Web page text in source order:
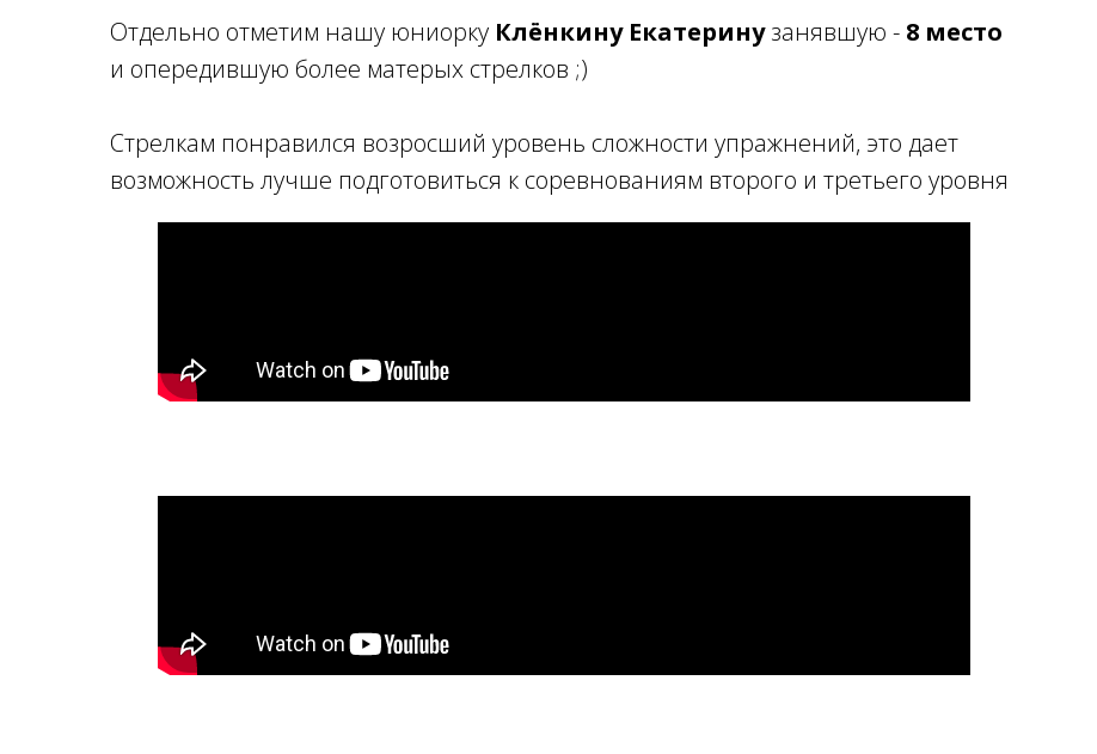
Отдельно отметим нашу юниорку Клёнкину Екатеринузанявшую - 8 место
и опередившую более матерых стрелков ;)
Стрелкам понравился возросший уровень сложности упражнений, это дает
возможность лучше подготовиться к соревнованиям второго и третьего уровня